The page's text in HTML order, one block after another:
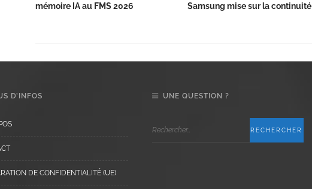
mémoire IA au FMS 2026
Samsung mise sur la continuité
D’INFOS
DE CONFIDENTIALITÉ (UE)
UNE QUESTION ?